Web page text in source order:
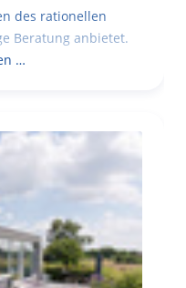
des rationellen
Beratung anbietet.
…